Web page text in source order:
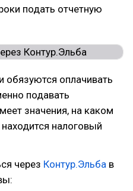
подать отчетную
обязуются оплачивать
подавать
значения, на каком
налоговый
через Контур.Эльба в